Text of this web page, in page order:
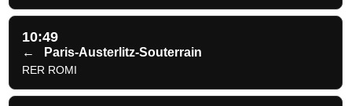
10:49
← Paris-Austerlitz-Souterrain
RER ROMI